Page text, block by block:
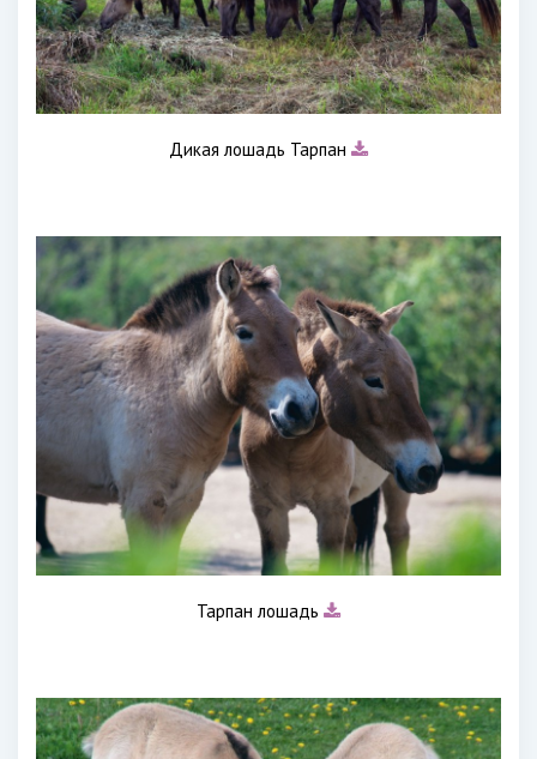
Дикая лошадь Тарпан
Тарпан лошадь